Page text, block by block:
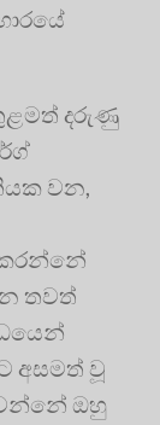
දරුණු
වන,
කරන්නේ
තවත්
අසමත් වූ
ඔහු